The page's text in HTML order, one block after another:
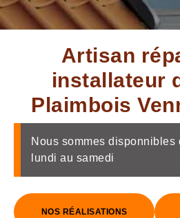
Artisan
installateur
Plaimbois
Nous sommes disponnibles
lundi au samedi
NOS RÉALISATIONS